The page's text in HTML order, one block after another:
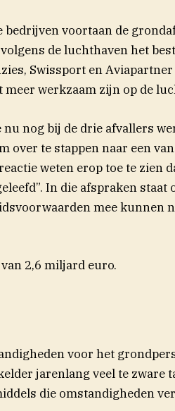
bedrijven voortaan de
de luchthaven het
Swissport en
werkzaam zijn op de
nog bij de drie afvallers
over te stappen naar een
weten erop toe te zien
In die afspraken staat
mee kunnen
2,6 miljard euro.
voor het
jarenlang veel te zware
die omstandigheden